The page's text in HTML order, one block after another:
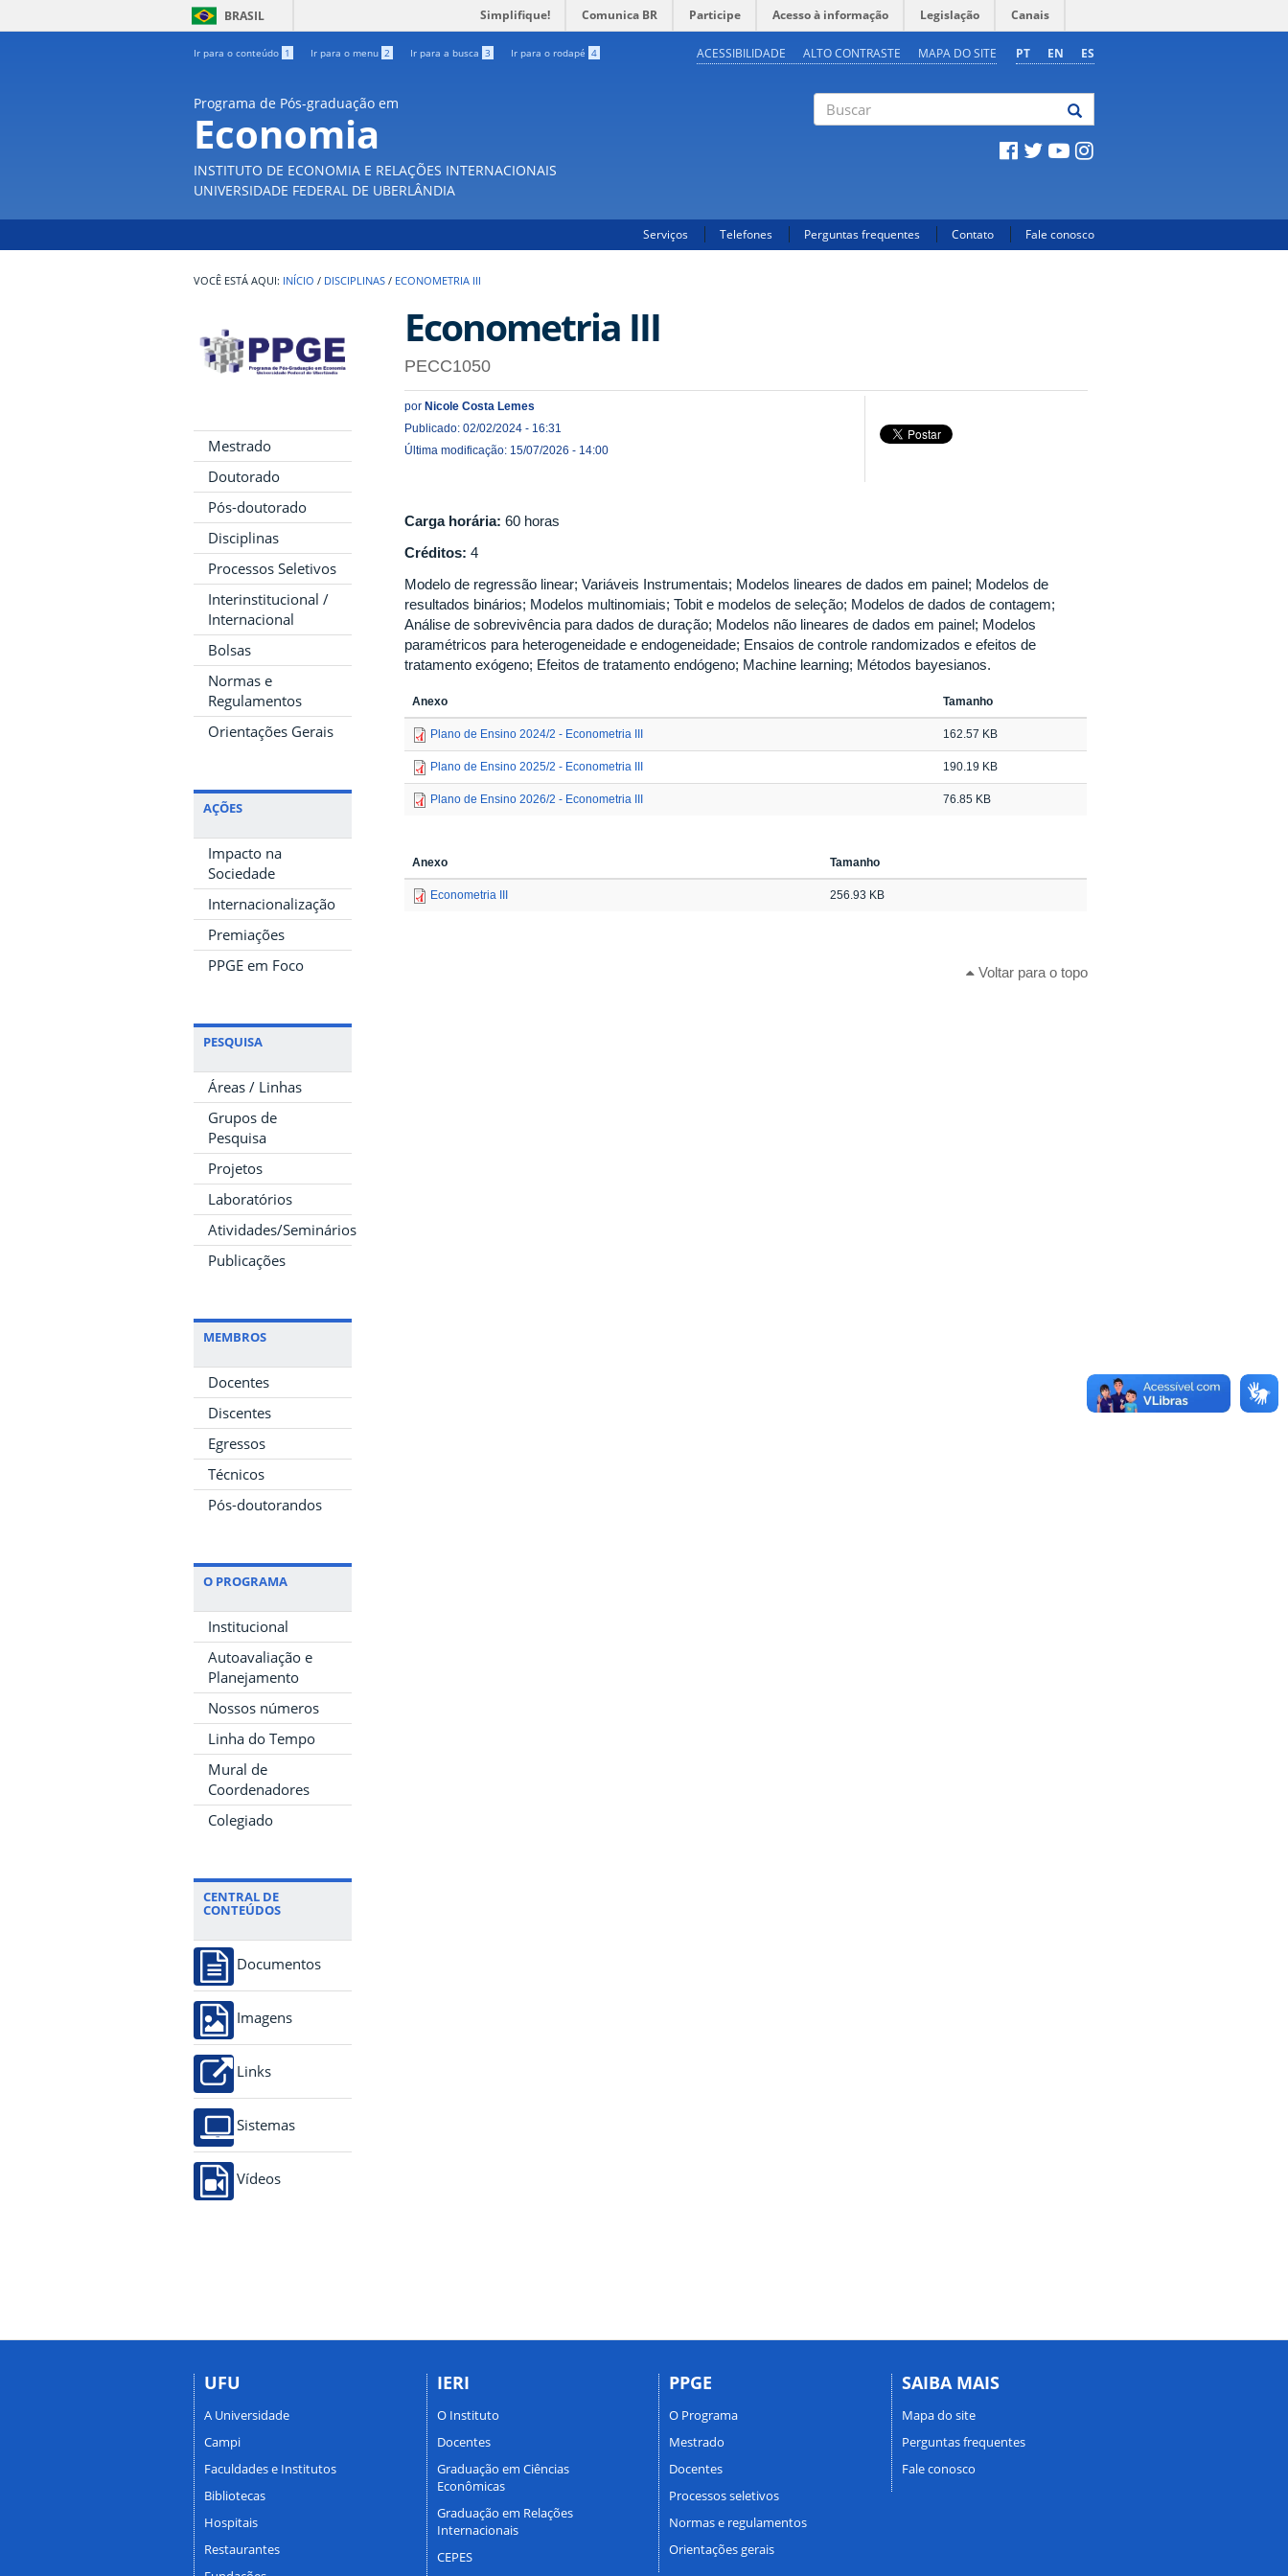
BRASIL Simplifique! Comunica BR Participe Acesso à informação Legislação Canais
Ir para o conteúdo 1 Ir para o menu 2 Ir para a busca 3 Ir para o rodapé 4 PT EN ES
ACESSIBILIDADE ALTO CONTRASTE MAPA DO SITE
Programa de Pós-graduação em
Economia
INSTITUTO DE ECONOMIA E RELAÇÕES INTERNACIONAIS
UNIVERSIDADE FEDERAL DE UBERLÂNDIA
Serviços Telefones Perguntas frequentes Contato Fale conosco
INÍCIO / DISCIPLINAS / ECONOMETRIA III
Mestrado
Doutorado
Pós-doutorado
Disciplinas
Processos Seletivos
Interinstitucional /
Internacional
Bolsas
Normas e
Regulamentos
Orientações Gerais
AÇÕES
Impacto na
Sociedade
Internacionalização
Premiações
PPGE em Foco
PESQUISA
Áreas / Linhas
Grupos de
Pesquisa
Projetos
Laboratórios
Atividades/Seminários
Publicações
MEMBROS
Docentes
Discentes
Egressos
Técnicos
Pós-doutorandos
O PROGRAMA
Institucional
Autoavaliação e
Planejamento
Nossos números
Linha do Tempo
Mural de
Coordenadores
Colegiado
CENTRAL DE
CONTEÚDOS
Documentos
Imagens
Links
Sistemas
Vídeos
Econometria III
PECC1050
por Nicole Costa Lemes
Publicado: 02/02/2024 - 16:31
Última modificação: 15/07/2026 - 14:00
Carga horária: 60 horas
Créditos: 4
Modelo de regressão linear; Variáveis Instrumentais; Modelos lineares de dados em painel; Modelos de
resultados binários; Modelos multinomiais; Tobit e modelos de seleção; Modelos de dados de contagem;
Análise de sobrevivência para dados de duração; Modelos não lineares de dados em painel; Modelos
paramétricos para heterogeneidade e endogeneidade; Ensaios de controle randomizados e efeitos de
tratamento exógeno; Efeitos de tratamento endógeno; Machine learning; Métodos bayesianos.
Anexo Tamanho
Plano de Ensino 2024/2 - Econometria III 162.57 KB
Plano de Ensino 2025/2 - Econometria III 190.19 KB
Plano de Ensino 2026/2 - Econometria III 76.85 KB
Anexo Tamanho
Econometria III 256.93 KB
Voltar para o topo
UFU
A Universidade
Campi
Faculdades e Institutos
Bibliotecas
Hospitais
Restaurantes
IERI
O Instituto
Docentes
Graduação em Ciências
Econômicas
Graduação em Relações
Internacionais
CEPES
PPGE
O Programa
Mestrado
Docentes
Processos seletivos
Normas e regulamentos
Orientações gerais
SAIBA MAIS
Mapa do site
Perguntas frequentes
Fale conosco